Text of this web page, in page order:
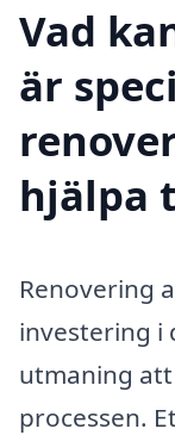
Vad
är
hjälpa
Renovering
investering i
utmaning
processen.